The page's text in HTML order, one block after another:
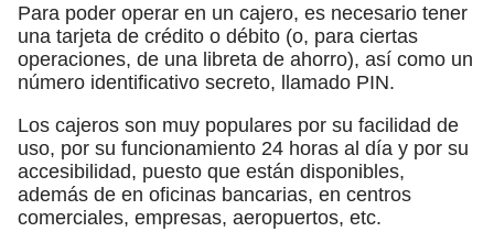
Para poder operar en un cajero, es necesario tener
una tarjeta de crédito o débito (o, para ciertas
operaciones, de una libreta de ahorro), así como un
número identificativo secreto, llamado PIN.
Los cajeros son muy populares por su facilidad de
uso, por su funcionamiento 24 horas al día y por su
accesibilidad, puesto que están disponibles,
además de en oficinas bancarias, en centros
comerciales, empresas, aeropuertos, etc.